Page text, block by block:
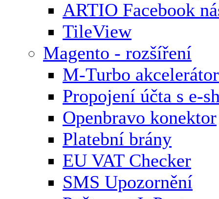
ARTIO Facebook
TileView
Magento - rozšíření
M-Turbo akcelerátor
Propojení účta s e-
Openbravo konektor
Platební brány
EU VAT Checker
SMS Upozornění